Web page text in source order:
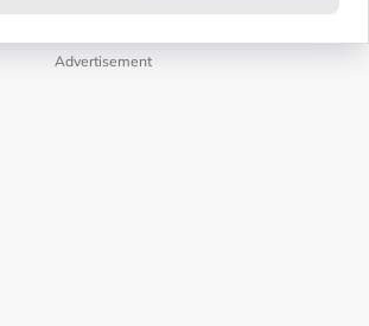
Advertisement